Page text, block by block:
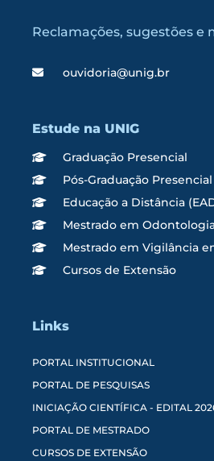
Reclamações, sugestões e
ouvidoria@unig.br
Estude na UNIG
Graduação Presencial
Pós-Graduação Presencial
Educação a Distância
Mestrado em
Mestrado em Vigilância
Cursos de Extensão
Links
PORTAL INSTITUCIONAL
PORTAL DE PESQUISAS
INICIAÇÃO CIENTÍFICA - EDITAL
PORTAL DE MESTRADO
CURSOS DE EXTENSÃO